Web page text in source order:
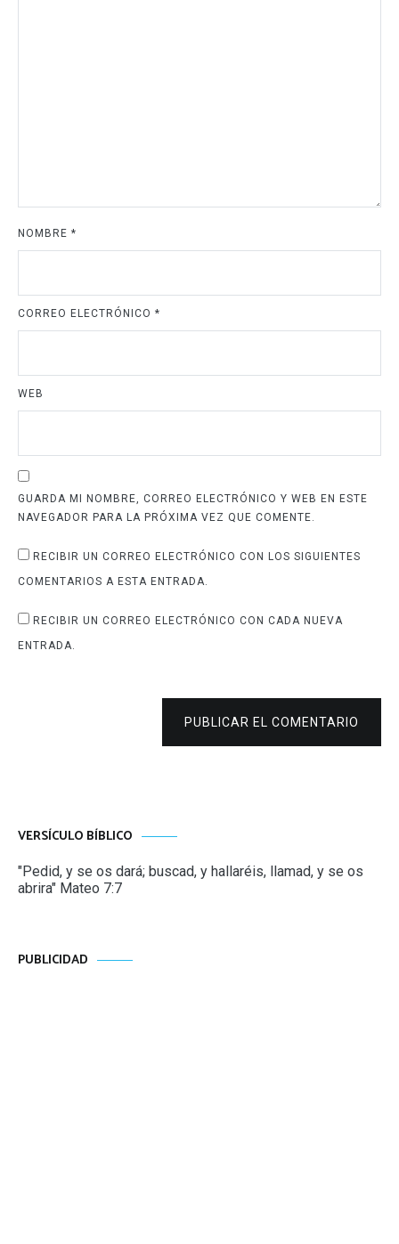
NOMBRE *
CORREO ELECTRÓNICO *
WEB
GUARDA MI NOMBRE, CORREO ELECTRÓNICO Y WEB EN ESTE
NAVEGADOR PARA LA PRÓXIMA VEZ QUE COMENTE.
RECIBIR UN CORREO ELECTRÓNICO CON LOS SIGUIENTES
COMENTARIOS A ESTA ENTRADA.
RECIBIR UN CORREO ELECTRÓNICO CON CADA NUEVA
ENTRADA.
PUBLICAR EL COMENTARIO
VERSÍCULO BÍBLICO
"Pedid, y se os dará; buscad, y hallaréis, llamad, y se os
abrira" Mateo 7:7
PUBLICIDAD